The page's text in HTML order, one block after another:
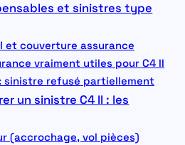
et sinistres type
et couverture assurance
vraiment utiles pour C4 II
sinistre refusé partiellement
un sinistre C4 II : les
(accrochage, vol pièces)